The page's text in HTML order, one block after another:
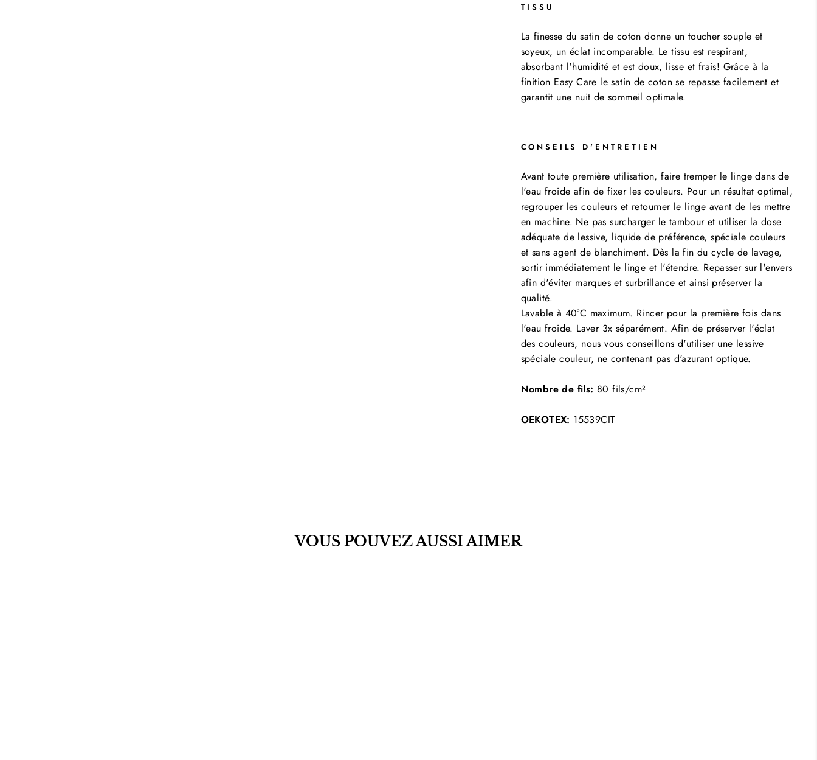
TISSU
La finesse du satin de coton donne un toucher souple et
soyeux, un éclat incomparable. Le tissu est respirant,
absorbant l'humidité et est doux, lisse et frais! Grâce à la
finition Easy Care le satin de coton se repasse facilement et
garantit une nuit de sommeil optimale.
CONSEILS D'ENTRETIEN
Avant toute première utilisation, faire tremper le linge dans de
l'eau froide afin de fixer les couleurs. Pour un résultat optimal,
regrouper les couleurs et retourner le linge avant de les mettre
en machine. Ne pas surcharger le tambour et utiliser la dose
adéquate de lessive, liquide de préférence, spéciale couleurs
et sans agent de blanchiment. Dès la fin du cycle de lavage,
sortir immédiatement le linge et l'étendre. Repasser sur l'envers
afin d'éviter marques et surbrillance et ainsi préserver la
qualité.
Lavable à 40°C maximum. Rincer pour la première fois dans
l'eau froide. Laver 3x séparément. Afin de préserver l'éclat
des couleurs, nous vous conseillons d'utiliser une lessive
spéciale couleur, ne contenant pas d'azurant optique.
Nombre de fils: 80 fils/cm²
OEKOTEX: 15539CIT
VOUS POUVEZ AUSSI AIMER